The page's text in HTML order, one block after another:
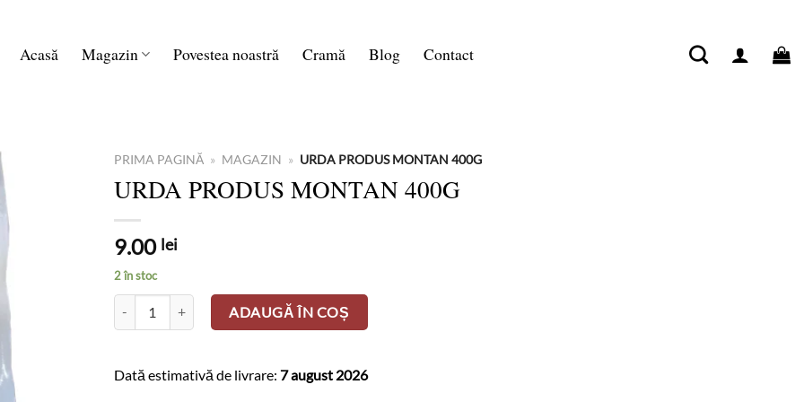
Acasă Magazin Povestea noastră Cramă Blog Contact
PRIMA PAGINĂ » MAGAZIN » URDA PRODUS MONTAN 400G
URDA PRODUS MONTAN 400G
9.00 lei
2 în stoc
Cantitate URDA PRODUS MONTAN 400G
ADAUGĂ ÎN COȘ
Dată estimativă de livrare: 7 august 2026